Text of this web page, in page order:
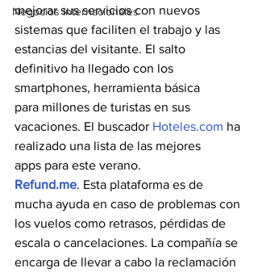
Negocios Internacionales
mejorar sus servicios con nuevos
sistemas que faciliten el trabajo y las
estancias del visitante. El salto
definitivo ha llegado con los
smartphones, herramienta básica
para millones de turistas en sus
vacaciones. El buscador Hoteles.com ha
realizado una lista de las mejores
apps para este verano.
Refund.me. Esta plataforma es de
mucha ayuda en caso de problemas con
los vuelos como retrasos, pérdidas de
escala o cancelaciones. La compañía se
encarga de llevar a cabo la reclamación